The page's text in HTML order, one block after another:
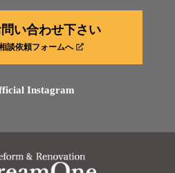
い合わせ下さい
談依頼フォームへ
Instagram